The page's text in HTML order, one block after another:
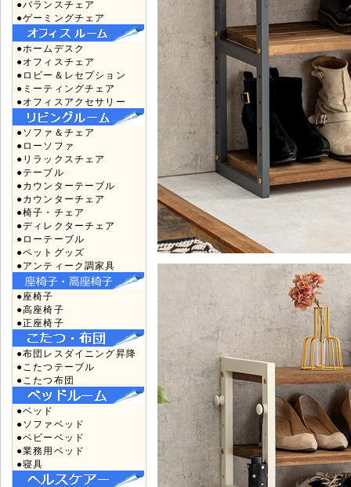
●バランスチェア
●ゲーミングチェア
●ホームデスク
●オフィスチェア
●ロビー＆レセプション
●ミーティングチェア
●オフィスアクセサリー
●ソファ＆チェア
●ローソファ
●リラックスチェア
●テーブル
●カウンターテーブル
●カウンターチェア
●椅子・チェア
●ディレクターチェア
●ローテーブル
●ペットグッズ
●アンティーク調家具
●座椅子
●高座椅子
●正座椅子
●布団レスダイニング昇降
●こたつテーブル
●こたつ布団
●ベッド
●ソファベッド
●ベビーベッド
●業務用ベッド
●寝具